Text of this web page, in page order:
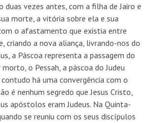
vezes antes, com a filha de Jairo e
morte, a vitória sobre ela e sua
o afastamento que existia entre
criando a nova aliança, livrando-nos do
a Páscoa representa a passagem do
o Pessah, a páscoa do Judeu
há uma convergência com o
é nenhum segredo que Jesus Cristo,
apóstolos eram Judeus. Na Quinta-
se reuniu com os seus discípulos